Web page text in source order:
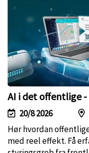
AI i det offentlige -
20/8 2026
Hør hvordan
med reel effekt. Få